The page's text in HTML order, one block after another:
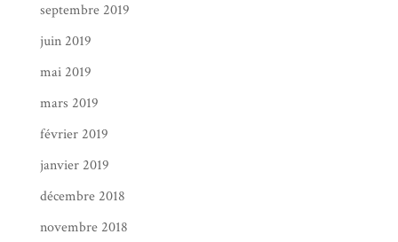
septembre 2019
juin 2019
mai 2019
mars 2019
février 2019
janvier 2019
décembre 2018
novembre 2018